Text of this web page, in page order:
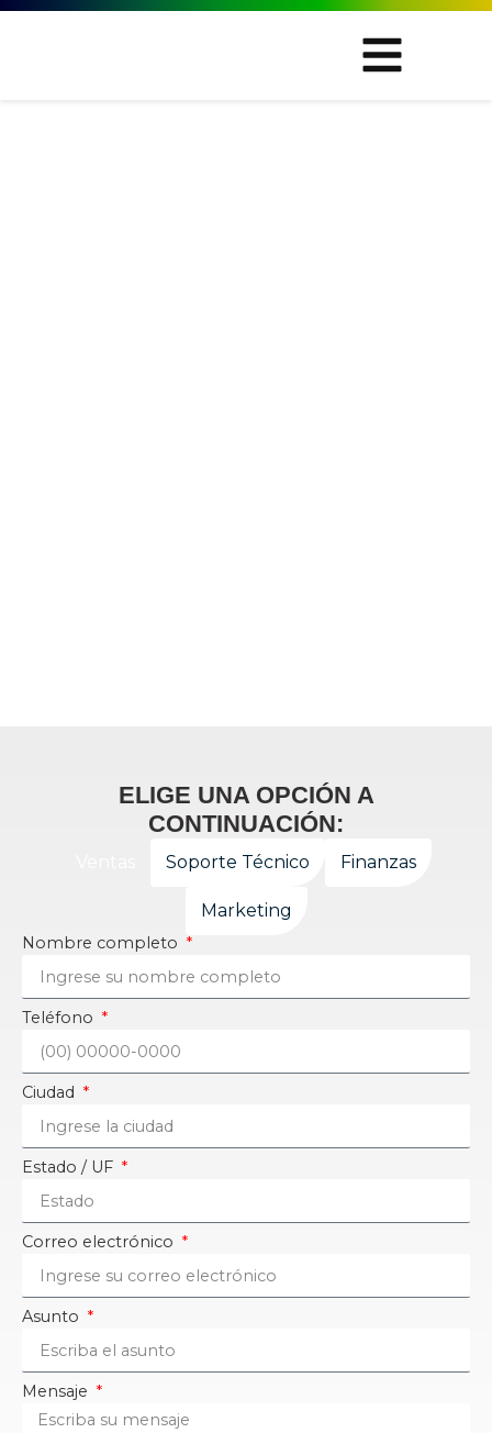
ELIGE UNA OPCIÓN A
CONTINUACIÓN:
Soporte Técnico Finanzas
Marketing
Nombre completo
Teléfono
Ciudad
Estado / UF
Correo electrónico
Asunto
Mensaje